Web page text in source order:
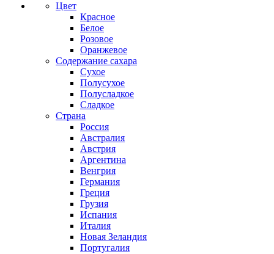
Цвет
Красное
Белое
Розовое
Оранжевое
Содержание сахара
Сухое
Полусухое
Полусладкое
Сладкое
Страна
Россия
Австралия
Австрия
Аргентина
Венгрия
Германия
Греция
Грузия
Испания
Италия
Новая Зеландия
Португалия